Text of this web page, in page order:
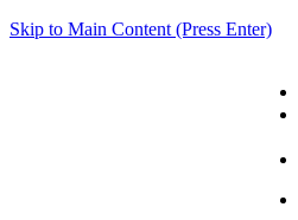
Skip to Main Content (Press Enter)